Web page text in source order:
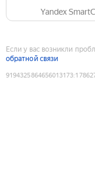
Yandex
Если у вас возникли
обратной связи
9194325864656013173: